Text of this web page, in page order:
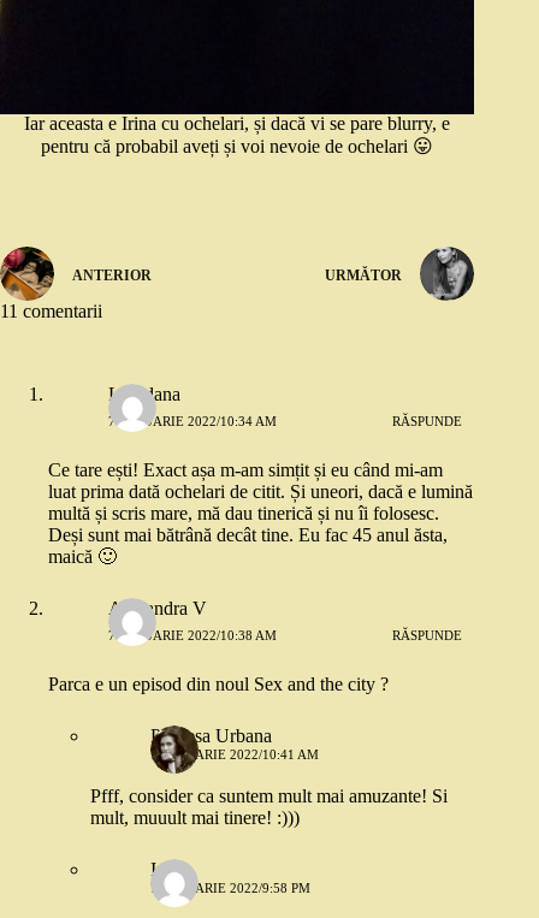
Iar aceasta e Irina cu ochelari, și dacă vi se pare blurry, e
pentru că probabil aveți și voi nevoie de ochelari 😛
ANTERIOR URMĂTOR
11 comentarii
Loredana
7 IANUARIE 2022/10:34 AM RĂSPUNDE
Ce tare ești! Exact așa m-am simțit și eu când mi-am
luat prima dată ochelari de citit. Și uneori, dacă e lumină
multă și scris mare, mă dau tinerică și nu îi folosesc.
Deși sunt mai bătrână decât tine. Eu fac 45 anul ăsta,
maică 🙂
Alexandra V
7 IANUARIE 2022/10:38 AM RĂSPUNDE
Parca e un episod din noul Sex and the city ?
Printesa Urbana
7 IANUARIE 2022/10:41 AM
Pfff, consider ca suntem mult mai amuzante! Si
mult, muuult mai tinere! :)))
Irina
7 IANUARIE 2022/9:58 PM